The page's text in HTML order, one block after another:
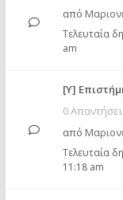
από
Τελευταία
am
[Υ]
0
από
Τελευταία
11:18 am